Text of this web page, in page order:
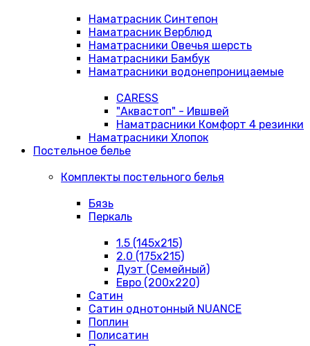
Наматрасник Синтепон
Наматрасник Верблюд
Наматрасники Овечья шерсть
Наматрасники Бамбук
Наматрасники водонепроницаемые
CARESS
"Аквастоп" - Ившвей
Наматрасники Комфорт 4 резинки
Наматрасники Хлопок
Постельное белье
Комплекты постельного белья
Бязь
Перкаль
1.5 (145х215)
2.0 (175х215)
Дуэт (Семейный)
Евро (200х220)
Сатин
Сатин однотонный NUANCE
Поплин
Полисатин